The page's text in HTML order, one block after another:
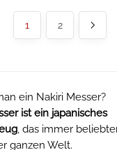
1 2
ein Nakiri Messer?
ist ein japanisches
, das immer
ganzen Welt.